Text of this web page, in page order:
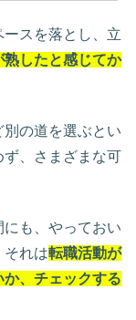
スを落とし、立
熟したと感じてか
の道を選ぶとい
ず、さまざまな可
も、やっておい
それは転職活動が
、チェックする